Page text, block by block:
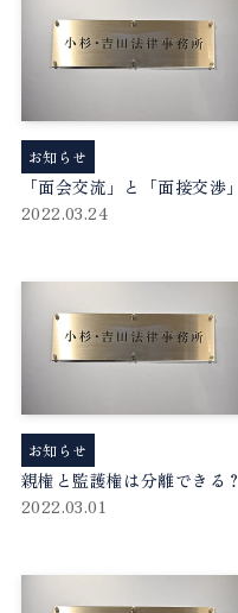
「面会交流」と「面接交渉」
2022.03.24
お知らせ
親権と監護権は分離できる？
2022.03.01
お知らせ